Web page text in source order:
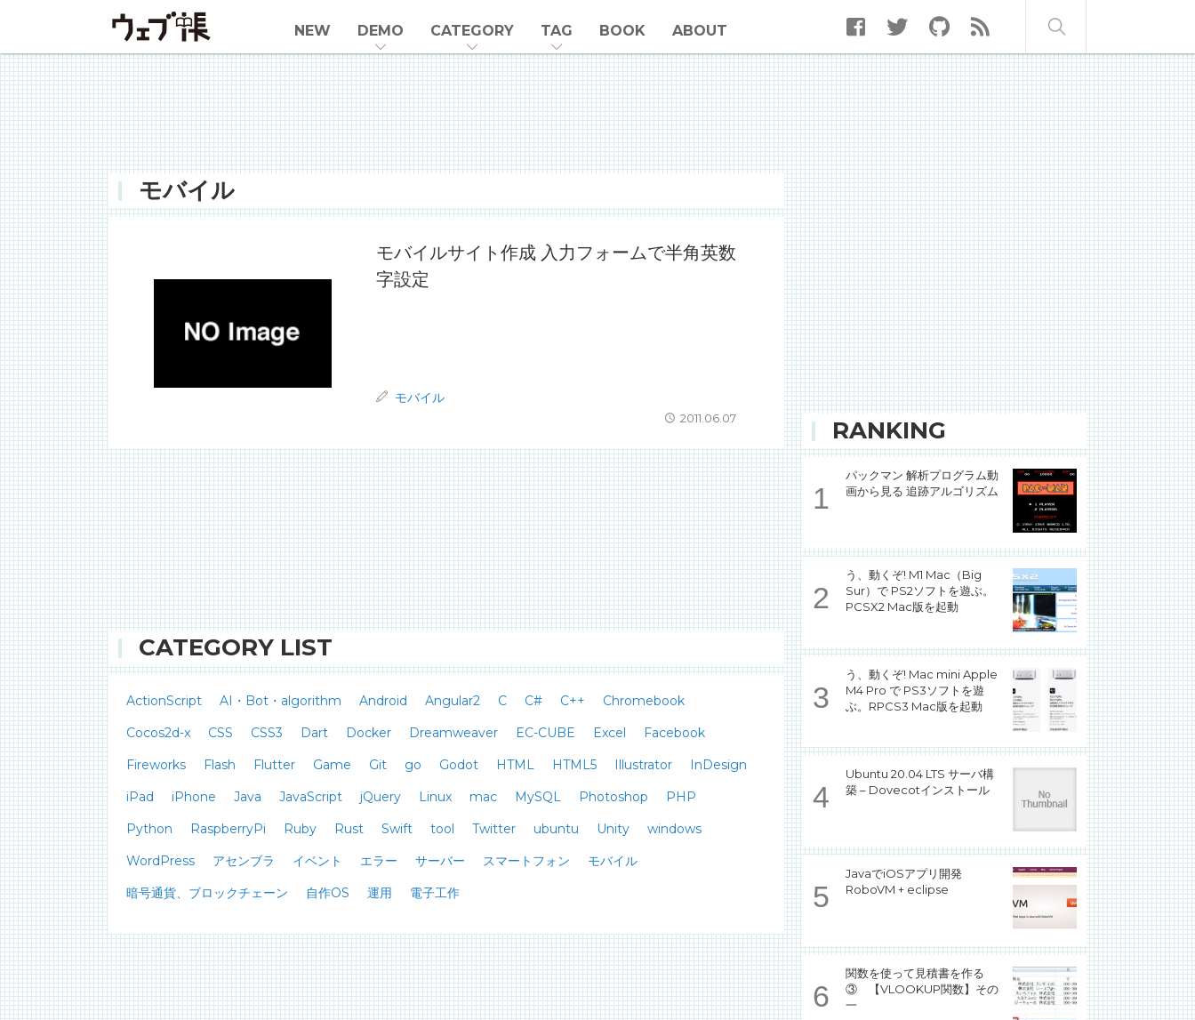
NEW DEMO CATEGORY TAG BOOK ABOUT
モバイル
モバイルサイト作成 入力フォームで半角英数
字設定
モバイル
2011.06.07
CATEGORY LIST
ActionScript AI・Bot・algorithm Android Angular2 C C# C++
Chromebook
Cocos2d-x
CSS CSS3 Dart Docker Dreamweaver EC-CUBE Excel
Facebook
Fireworks
Flash Flutter Game Git go Godot HTML HTML5 Illustrator
InDesign
iPad
iPhone Java JavaScript jQuery Linux mac MySQL Photoshop
PHP
Python
RaspberryPi Ruby Rust Swift tool Twitter ubuntu Unity
windows
WordPress
アセンブラ イベント エラー サーバー スマートフォン
モバイル
暗号通貨、ブロックチェーン
自作OS 運用 電子工作
RANKING
パックマン 解析プログラム動
画から見る 追跡アルゴリズム
う、動くぞ! M1 Mac（Big
Sur）で PS2ソフトを遊ぶ。
PCSX2 Mac版を起動
う、動くぞ! Mac mini Apple
M4 Pro で PS3ソフトを遊
ぶ。RPCS3 Mac版を起動
Ubuntu 20.04 LTS サーバ構
築 – Dovecotインストール
JavaでiOSアプリ開発
RoboVM + eclipse
関数を使って見積書を作る
③ 【VLOOKUP関数】その
一